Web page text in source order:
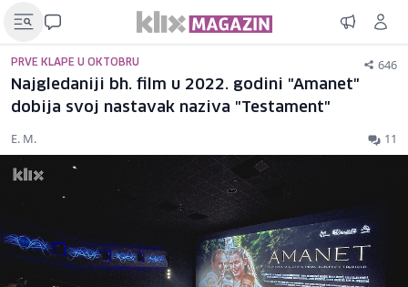
PRVE KLAPE U OKTOBRU 646
Najgledaniji bh. film u 2022. godini "Amanet"
dobija svoj nastavak naziva "Testament"
E. M. 11